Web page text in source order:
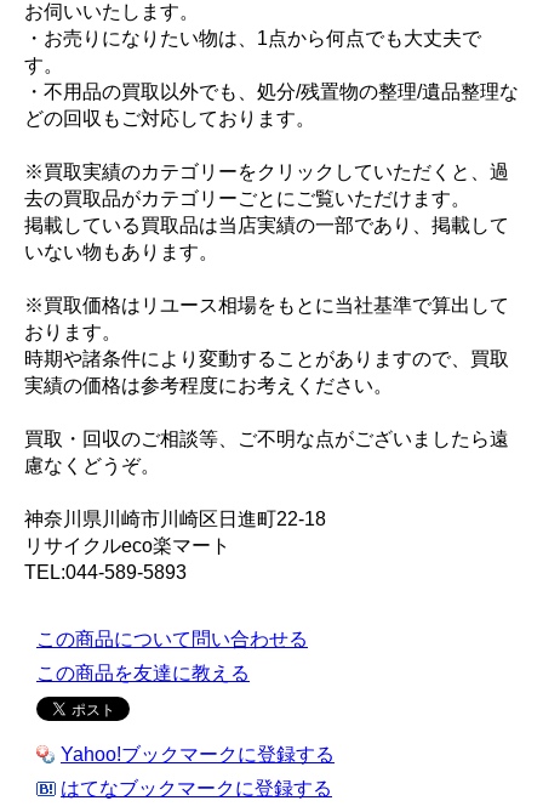
お伺いいたします。
・お売りになりたい物は、1点から何点でも大丈夫で
す。
・不用品の買取以外でも、処分/残置物の整理/遺品整理な
どの回収もご対応しております。
※買取実績のカテゴリーをクリックしていただくと、過
去の買取品がカテゴリーごとにご覧いただけます。
掲載している買取品は当店実績の一部であり、掲載して
いない物もあります。
※買取価格はリユース相場をもとに当社基準で算出して
おります。
時期や諸条件により変動することがありますので、買取
実績の価格は参考程度にお考えください。
買取・回収のご相談等、ご不明な点がございましたら遠
慮なくどうぞ。
神奈川県川崎市川崎区日進町22-18
リサイクルeco楽マート
TEL:044-589-5893
この商品について問い合わせる
この商品を友達に教える
Yahoo!ブックマークに登録する
はてなブックマークに登録する